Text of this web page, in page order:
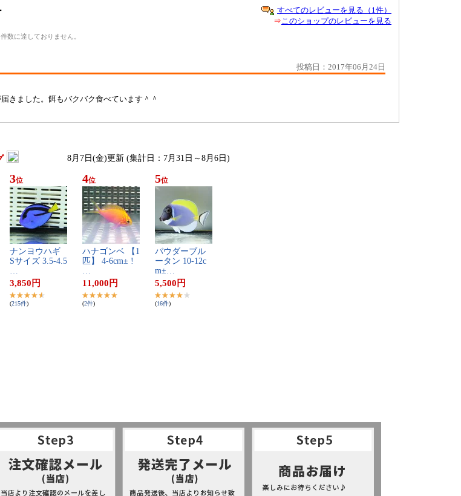
すべてのレビューを見る（1件）
⇒このショップのレビューを見る
数に達しておりません。
投稿日：2017年06月24日
きました。餌もバクバク食べています＾＾
8月7日(金)更新 (集計日：7月31日～8月6日)
3位
ナ​ン​ヨ​ウ​ハ​ギ​ ​
S​サ​イ​ズ​ ​3​.​5​-​4​.​5​
…
3,850 円
(215件)
4位
ハ​ナ​ゴ​ン​ベ​ ​【​1​
匹​】​ ​4​-​6​c​m​±​ ​!​
…
11,000 円
(2件)
5位
パ​ウ​ダ​ー​ブ​ル​
ー​タ​ン​ ​1​0​-​1​2​c​
m​±​…
5,500 円
(16件)